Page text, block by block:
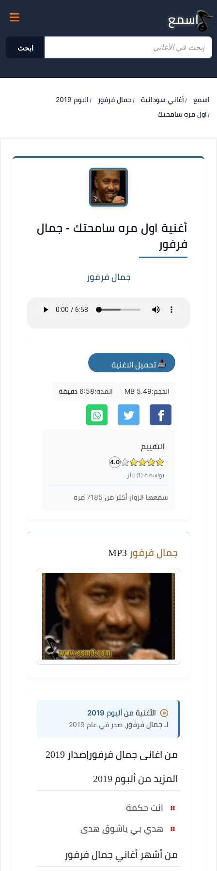
اسمع
ابحث
اسمع أغاني سودانية جمال فرفور
البوم 2019
اول مره سامحتك
أغنية اول مره سامحتك - جمال
فرفور
جمال فرفور
تحميل الاغنية
mp3
الحجم:5.49 MB المدة:6:58 دقيقة
التقييم
4.0
بواسطة ( 1) زائر
سمعها الزوار أكثر من 7185 مرة
جمال فرفور
الأغنية منألبوم 2019
لـ جمال فرفور ، صدر في عام 2019
من اغانى جمال فرفورإصدار 2019
المزيد من ألبوم 2019
انت حكمة
هدي بي ياشوق هدى
من أشهر أغاني جمال فرفور